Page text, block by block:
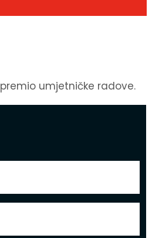
umjetničke radove.